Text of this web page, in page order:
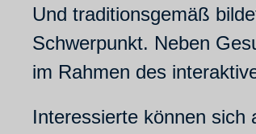
Und traditionsgemäß
Schwerpunkt. Neben
im Rahmen des
Interessierte können sich